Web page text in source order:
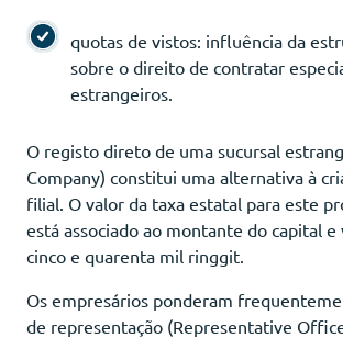
quotas de vistos: influência da
sobre o direito de contratar
estrangeiros.
O registo direto de uma sucursal
Company) constitui uma alternativa à
filial. O valor da taxa estatal para este
está associado ao montante do capital e
cinco e quarenta mil ringgit.
Os empresários ponderam
de representação (Representative